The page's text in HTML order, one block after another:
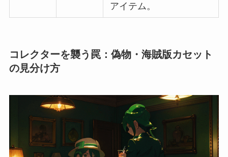
アイテム。
コレクターを襲う罠：偽物・海賊版カセット
の見分け方